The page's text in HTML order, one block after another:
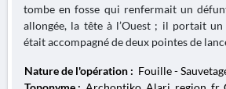
tombe en fosse qui renfermait un
allongée, la tête à l’Ouest ; il portait un
était accompagné de deux pointes de
Nature de l'opération : Fouille -